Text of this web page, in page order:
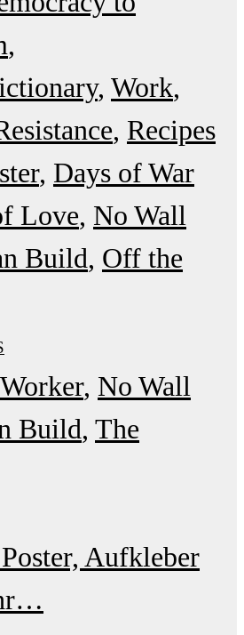
Work
Recipes
Days of War
Love No Wall
Build Off the
No Wall
Build The
Aufkleber